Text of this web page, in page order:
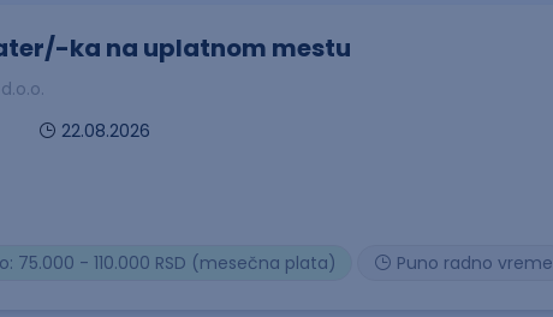
ka na uplatnom mestu
22.08.2026
Puno radno vreme
75.000 - 110.000 RSD (mesečna plata)